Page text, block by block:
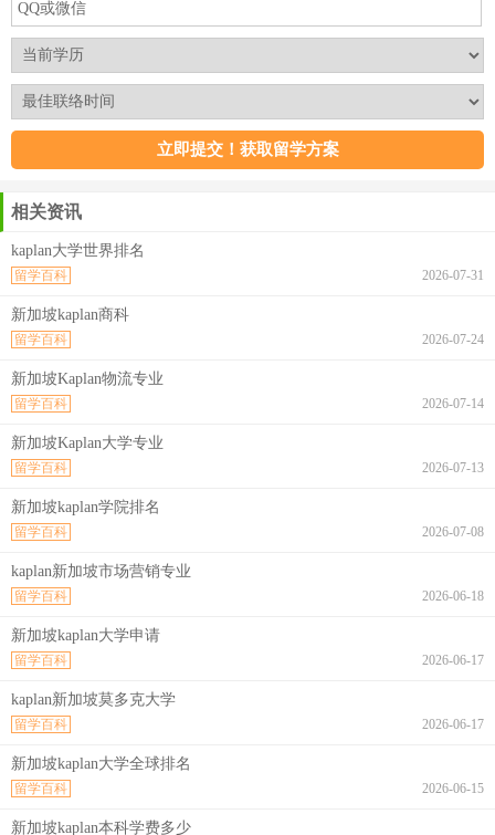
相关资讯
kaplan大学世界排名
2026-07-31
留学百科
新加坡kaplan商科
2026-07-24
留学百科
新加坡Kaplan物流专业
2026-07-14
留学百科
新加坡Kaplan大学专业
2026-07-13
留学百科
新加坡kaplan学院排名
2026-07-08
留学百科
kaplan新加坡市场营销专业
2026-06-18
留学百科
新加坡kaplan大学申请
2026-06-17
留学百科
kaplan新加坡莫多克大学
2026-06-17
留学百科
新加坡kaplan大学全球排名
2026-06-15
留学百科
新加坡kaplan本科学费多少